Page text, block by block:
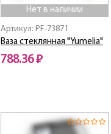
Нет в наличии
Артикул: PF-73871
Ваза стеклянная "Yumelia"
788.36 ₽